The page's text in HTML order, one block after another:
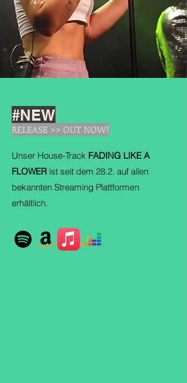
#NEW
RELEASE >> OUT NOW!
Unser House-Track FADING LIKE A
FLOWER ist seit dem 28.2. auf allen
bekannten Streaming Plattformen
erhältlich.